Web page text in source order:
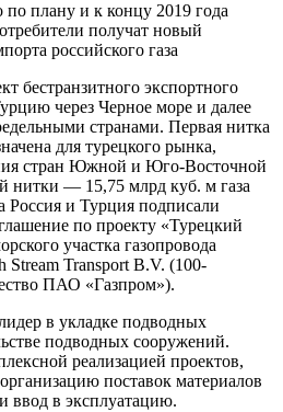
по плану и к концу 2019 года
получат новый
российского газа
бестранзитного экспортного
через Черное море и далее
странами. Первая нитка
для турецкого рынка,
стран Южной и Юго-Восточной
— 15,75 млрд куб. м газа
Россия и Турция подписали
по проекту «Турецкий
участка газопровода
Stream Transport B.V. (100-
ПАО «Газпром»).
в укладке подводных
подводных сооружений.
реализацией проектов,
поставок материалов
ввод в эксплуатацию.